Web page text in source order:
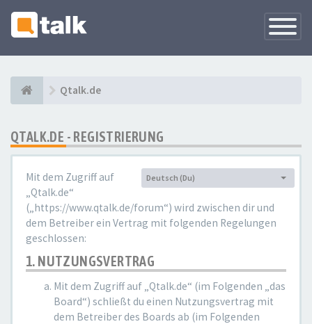
Qtalk.de
QTALK.DE - REGISTRIERUNG
Sprache:
Deutsch (Du)
Mit dem Zugriff auf
„Qtalk.de“
(„https://www.qtalk.de/forum“) wird zwischen dir und
dem Betreiber ein Vertrag mit folgenden Regelungen
geschlossen:
1. NUTZUNGSVERTRAG
Mit dem Zugriff auf „Qtalk.de“ (im Folgenden „das
Board“) schließt du einen Nutzungsvertrag mit
dem Betreiber des Boards ab (im Folgenden